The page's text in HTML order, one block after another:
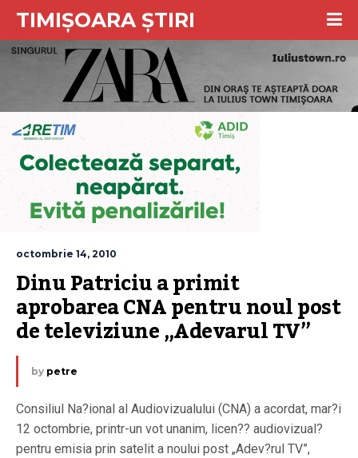
TIMIȘOARA ȘTIRI
octombrie 14, 2010
Dinu Patriciu a primit
aprobarea CNA pentru noul post
de televiziune „Adevarul TV”
by petre
Consiliul Na?ional al Audiovizualului (CNA) a acordat, mar?i
12 octombrie, printr-un vot unanim, licen?? audiovizual?
pentru emisia prin satelit a noului post „Adev?rul TV”,